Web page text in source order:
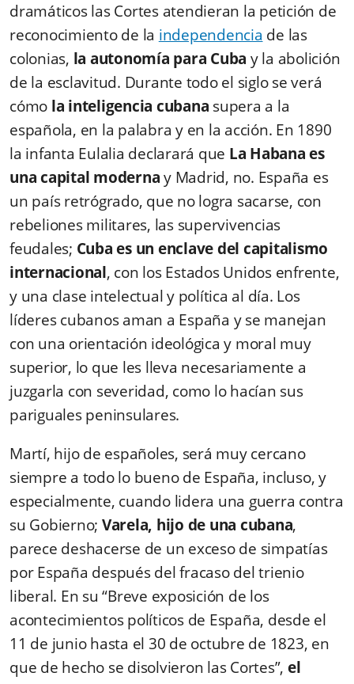
dramáticos las Cortes atendieran la petición de
reconocimiento de la independencia de las
colonias, la autonomía para Cuba y la abolición
de la esclavitud. Durante todo el siglo se verá
cómo la inteligencia cubana supera a la
española, en la palabra y en la acción. En 1890
la infanta Eulalia declarará que La Habana es
una capital modernay Madrid, no. España es
un país retrógrado, que no logra sacarse, con
rebeliones militares, las supervivencias
feudales; Cuba es un enclave del capitalismo
internacional, con los Estados Unidos enfrente,
y una clase intelectual y política al día. Los
líderes cubanos aman a España y se manejan
con una orientación ideológica y moral muy
superior, lo que les lleva necesariamente a
juzgarla con severidad, como lo hacían sus
pariguales peninsulares.
Martí, hijo de españoles, será muy cercano
siempre a todo lo bueno de España, incluso, y
especialmente, cuando lidera una guerra contra
su Gobierno; Varela, hijo de una cubana,
parece deshacerse de un exceso de simpatías
por España después del fracaso del trienio
liberal. En su “Breve exposición de los
acontecimientos políticos de España, desde el
11 de junio hasta el 30 de octubre de 1823, en
que de hecho se disolvieron las Cortes”, el